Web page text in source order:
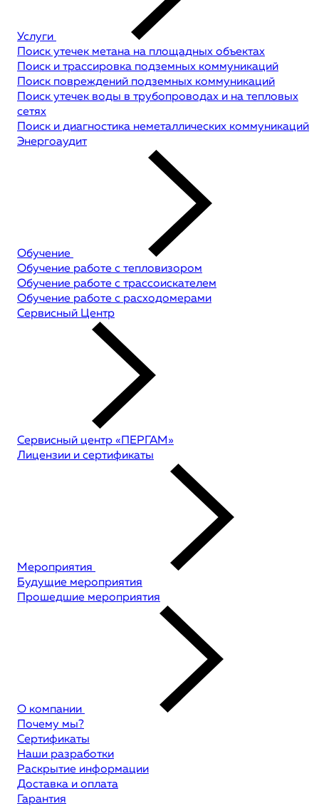
Услуги
Поиск утечек метана на площадных объектах
Поиск и трассировка подземных коммуникаций
Поиск повреждений подземных коммуникаций
Поиск утечек воды в трубопроводах и на тепловых
сетях
Поиск и диагностика неметаллических коммуникаций
Энергоаудит
Обучение
Обучение работе с тепловизором
Обучение работе с трассоискателем
Обучение работе с расходомерами
Сервисный Центр
Сервисный центр «ПЕРГАМ»
Лицензии и сертификаты
Мероприятия
Будущие мероприятия
Прошедшие мероприятия
О компании
Почему мы?
Сертификаты
Наши разработки
Раскрытие информации
Доставка и оплата
Гарантия